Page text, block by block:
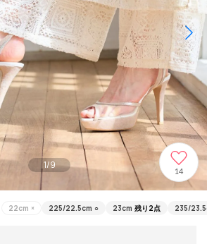
1/9
14
22cm × 225/22.5cm ○ 23cm 残り2点 235/